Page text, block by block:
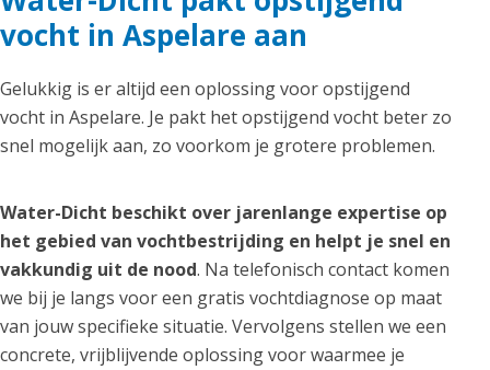
vocht in Aspelare aan
Gelukkig is er altijd een oplossing voor opstijgend
vocht in Aspelare. Je pakt het opstijgend vocht beter zo
snel mogelijk aan, zo voorkom je grotere problemen.
Water-Dicht beschikt over jarenlange expertise op
het gebied van vochtbestrijding en helpt je snel en
vakkundig uit de nood. Na telefonisch contact komen
we bij je langs voor een gratis vochtdiagnose op maat
van jouw specifieke situatie. Vervolgens stellen we een
concrete, vrijblijvende oplossing voor waarmee je